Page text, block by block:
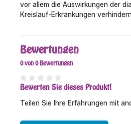
vor allem die Auswirkungen der
Kreislauf-Erkrankungen
Bewertungen
0 von 0 Bewertungen
Durchschnittliche Bewertung von
Bewerten Sie dieses Produkt!
Teilen Sie Ihre Erfahrungen mit